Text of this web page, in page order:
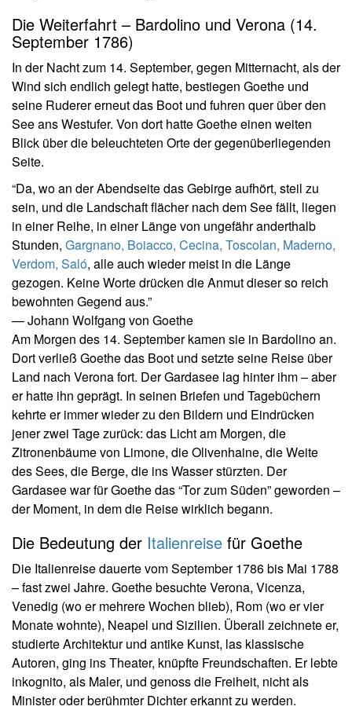
Die Weiterfahrt – Bardolino und Verona (14.
September 1786)
In der Nacht zum 14. September, gegen Mitternacht, als der
Wind sich endlich gelegt hatte, bestiegen Goethe und
seine Ruderer erneut das Boot und fuhren quer über den
See ans Westufer. Von dort hatte Goethe einen weiten
Blick über die beleuchteten Orte der gegenüberliegenden
Seite.
“Da, wo an der Abendseite das Gebirge aufhört, steil zu
sein, und die Landschaft flächer nach dem See fällt, liegen
in einer Reihe, in einer Länge von ungefähr anderthalb
Stunden, Gargnano, Boiacco, Cecina, Toscolan, Maderno,
Verdom, Saló, alle auch wieder meist in die Länge
gezogen. Keine Worte drücken die Anmut dieser so reich
bewohnten Gegend aus.”
— Johann Wolfgang von Goethe
Am Morgen des 14. September kamen sie in Bardolino an.
Dort verließ Goethe das Boot und setzte seine Reise über
Land nach Verona fort. Der Gardasee lag hinter ihm – aber
er hatte ihn geprägt. In seinen Briefen und Tagebüchern
kehrte er immer wieder zu den Bildern und Eindrücken
jener zwei Tage zurück: das Licht am Morgen, die
Zitronenbäume von Limone, die Olivenhaine, die Weite
des Sees, die Berge, die ins Wasser stürzten. Der
Gardasee war für Goethe das “Tor zum Süden” geworden –
der Moment, in dem die Reise wirklich begann.
Die Bedeutung der Italienreise für Goethe
Die Italienreise dauerte vom September 1786 bis Mai 1788
– fast zwei Jahre. Goethe besuchte Verona, Vicenza,
Venedig (wo er mehrere Wochen blieb), Rom (wo er vier
Monate wohnte), Neapel und Sizilien. Überall zeichnete er,
studierte Architektur und antike Kunst, las klassische
Autoren, ging ins Theater, knüpfte Freundschaften. Er lebte
inkognito, als Maler, und genoss die Freiheit, nicht als
Minister oder berühmter Dichter erkannt zu werden.